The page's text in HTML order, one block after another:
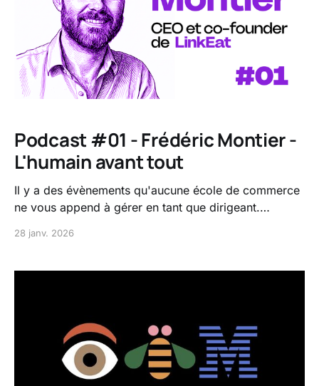
Podcast #01 - Frédéric Montier -
L'humain avant tout
Il y a des évènements qu'aucune école de commerce
ne vous append à gérer en tant que dirigeant.
fait l'expérience lorsqu'il était à la tête d'Adoria. Une
28 janv. 2026